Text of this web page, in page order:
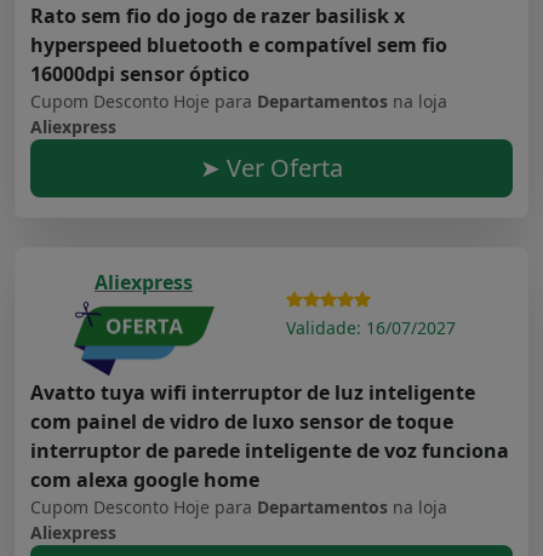
Rato sem fio do jogo de razer basilisk x
hyperspeed bluetooth e compatível sem fio
16000dpi sensor óptico
Cupom Desconto Hoje para Departamentos na loja
Aliexpress
➤ Ver Oferta
Aliexpress
Validade: 16/07/2027
Avatto tuya wifi interruptor de luz inteligente
com painel de vidro de luxo sensor de toque
interruptor de parede inteligente de voz funciona
com alexa google home
Cupom Desconto Hoje para Departamentos na loja
Aliexpress